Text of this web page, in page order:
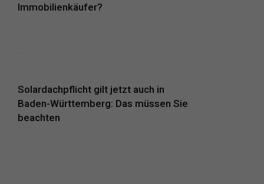
Immobilienkäufer?
Solardachpflicht gilt jetzt auch in
Baden-Württemberg: Das müssen Sie
beachten